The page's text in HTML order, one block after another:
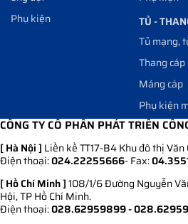
Phụ kiện
TỦ -
Tủ mạng,
Thang cáp
Máng cáp
Phụ kiện
CÔNG TY CỔ PHẦN PHÁT TRIỂN
[ Hà Nội ] Liền kề TT17-B4 Khu đô thị
Điện thoại:024.22255666- Fax:
[ Hồ Chí Minh ]108/1/6 Đường Nguyễn
Hội, TP Hồ Chí Minh.
Điện thoại:028.62959899 -